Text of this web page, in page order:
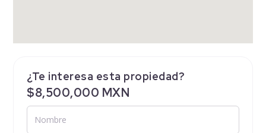
¿Te interesa esta propiedad?
$8,500,000 MXN